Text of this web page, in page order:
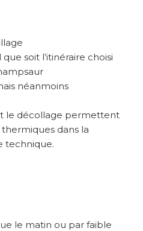
soit l’itinéraire choisi
néanmoins
le décollage permettent
dans la
technique.
le matin ou par faible